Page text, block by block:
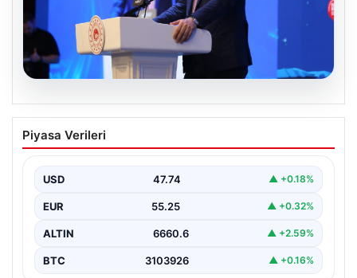
Bakan Kurum: Devlet yönetimi ciddi bir
sorumluluktur
Kurum, Hatay'da düzenlenen sosyal konut projesi ve…
Piyasa Verileri
USD 47.74 ▲ +0.18%
EUR 55.25 ▲ +0.32%
ALTIN 6660.6 ▲ +2.59%
BTC 3103926 ▲ +0.16%